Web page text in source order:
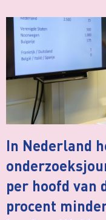
In Nederland
per hoofd van
procent